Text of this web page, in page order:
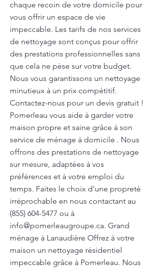
chaque recoin de votre domicile pour
vous offrir un espace de vie
impeccable. Les tarifs de nos services
de nettoyage sont conçus pour offrir
des prestations professionnelles sans
que cela ne pèse sur votre budget.
Nous vous garantissons un nettoyage
minutieux à un prix compétitif.
Contactez-nous pour un devis gratuit !
Pomerleau vous aide à garder votre
maison propre et saine grâce à son
service de ménage à domicile . Nous
offrons des prestations de nettoyage
sur mesure, adaptées à vos
préférences et à votre emploi du
temps. Faites le choix d'une propreté
irréprochable en nous contactant au
(855) 604-5477 ou à
info@pomerleaugroupe.ca. Grand
ménage à Lanaudière Offrez à votre
maison un nettoyage résidentiel
impeccable grâce à Pomerleau. Nous